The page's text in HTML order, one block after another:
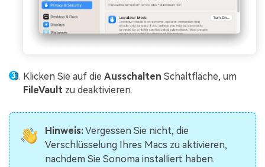
Klicken Sie auf die Ausschalten Schaltfläche, um
FileVault zu deaktivieren.
Hinweis:Vergessen Sie nicht, die
Verschlüsselung Ihres Macs zu aktivieren,
nachdem Sie Sonoma installiert haben.